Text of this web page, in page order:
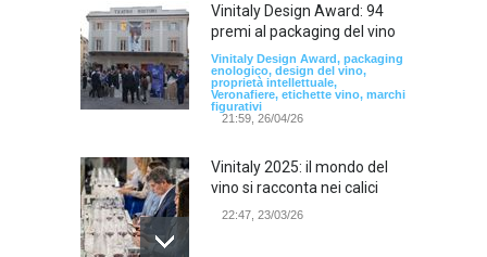
Vinitaly Design Award: 94
premi al packaging del vino
Vinitaly Design Award, packaging
enologico, design del vino,
proprietà intellettuale,
Veronafiere, etichette vino, marchi
figurativi
21:59, 26/04/26
Vinitaly 2025: il mondo del
vino si racconta nei calici
22:47, 23/03/26